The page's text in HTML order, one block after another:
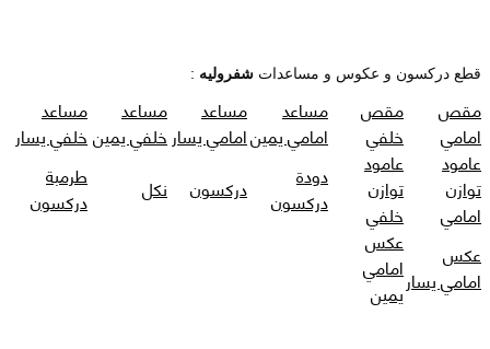
قطع دركسون و عكوس و مساعدات شفروليه :
مقص
امامي
مقص
خلفي
مساعد
امامي يمين
مساعد
امامي يسار
مساعد
خلفي يمين
مساعد
خلفي يسار
عامود
توازن
امامي
عامود
توازن
خلفي
دودة
دركسون
دركسون نكل
طرمبة
دركسون
عكس
امامي يسار
عكس
امامي
يمين